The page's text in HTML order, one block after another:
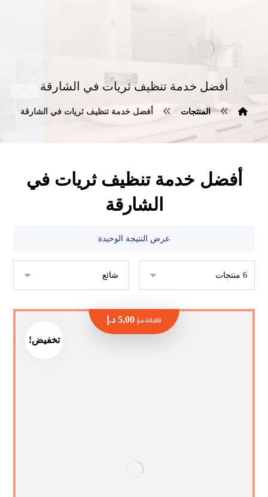
أفضل خدمة تنظيف ثريات في الشارقة
المنتجات أفضل خدمة تنظيف ثريات في الشارقة
أفضل خدمة تنظيف ثريات في
الشارقة
عرض النتيجة الوحيدة
تخفيض!
10,00 د.إ 5,00 د.إ